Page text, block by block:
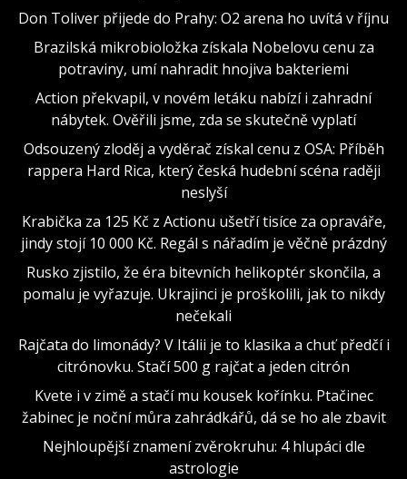
Don Toliver přijede do Prahy: O2 arena ho uvítá v říjnu
Brazilská mikrobioložka získala Nobelovu cenu za
potraviny, umí nahradit hnojiva bakteriemi
Action překvapil, v novém letáku nabízí i zahradní
nábytek. Ověřili jsme, zda se skutečně vyplatí
Odsouzený zloděj a vyděrač získal cenu z OSA: Příběh
rappera Hard Rica, který česká hudební scéna raději
neslyší
Krabička za 125 Kč z Actionu ušetří tisíce za opraváře,
jindy stojí 10 000 Kč. Regál s nářadím je věčně prázdný
Rusko zjistilo, že éra bitevních helikoptér skončila, a
pomalu je vyřazuje. Ukrajinci je proškolili, jak to nikdy
nečekali
Rajčata do limonády? V Itálii je to klasika a chuť předčí i
citrónovku. Stačí 500 g rajčat a jeden citrón
Kvete i v zimě a stačí mu kousek kořínku. Ptačinec
žabinec je noční můra zahrádkářů, dá se ho ale zbavit
Nejhloupější znamení zvěrokruhu: 4 hlupáci dle
astrologie